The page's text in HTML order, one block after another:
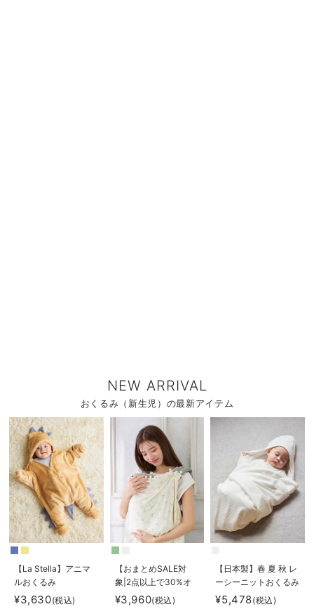
NEW ARRIVAL
おくるみ（新生児）の最新アイテム
【La Stella】アニマ
ルおくるみ
¥3,630(税込)
【おまとめSALE対
象|2点以上で30%オ
フ】moc mof ひやと
ろ3WAYブランケット
¥3,960(税込)
【日本製】春 夏 秋 レ
ーシーニットおくるみ
¥5,478(税込)